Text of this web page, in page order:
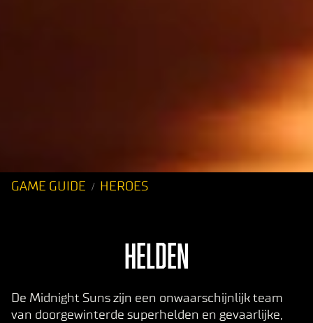
GAME GUIDE HEROES
HELDEN
De Midnight Suns zijn een onwaarschijnlijk team
van doorgewinterde superhelden en gevaarlijke,